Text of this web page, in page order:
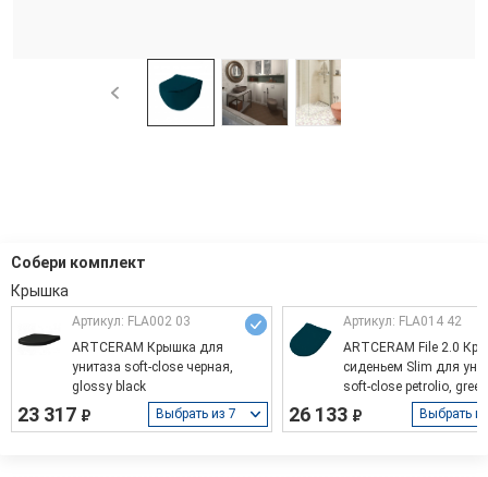
Собери комплект
Артикул: FLA002 03
ARTCERAM Крышка для
унитаза soft-close черная,
glossy black
Выбрать из 7
23 317 ₽
Артикул: FLA014 42
ARTCERAM File 2.0
сиденьем Slim для
soft-close petrolio,
Выбрать
26 133 ₽